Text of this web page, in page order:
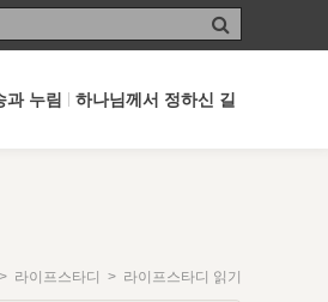
과 누림 하나님께서 정하신 길
> 라이프스타디 > 라이프스타디 읽기